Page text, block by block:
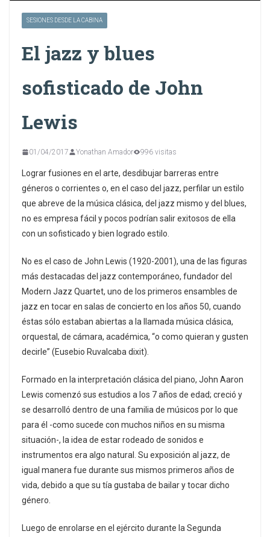
SESIONES DESDE LA CABINA
El jazz y blues
sofisticado de John
Lewis
01/04/2017 Yonathan Amador 996 visitas
Lograr fusiones en el arte, desdibujar barreras entre
géneros o corrientes o, en el caso del jazz, perfilar un estilo
que abreve de la música clásica, del jazz mismo y del blues,
no es empresa fácil y pocos podrían salir exitosos de ella
con un sofisticado y bien logrado estilo.
No es el caso de John Lewis (1920-2001), una de las figuras
más destacadas del jazz contemporáneo, fundador del
Modern Jazz Quartet, uno de los primeros ensambles de
jazz en tocar en salas de concierto en los años 50, cuando
éstas sólo estaban abiertas a la llamada música clásica,
orquestal, de cámara, académica, “o como quieran y gusten
decirle” (Eusebio Ruvalcaba dixit).
Formado en la interpretación clásica del piano, John Aaron
Lewis comenzó sus estudios a los 7 años de edad; creció y
se desarrolló dentro de una familia de músicos por lo que
para él -como sucede con muchos niños en su misma
situación-, la idea de estar rodeado de sonidos e
instrumentos era algo natural. Su exposición al jazz, de
igual manera fue durante sus mismos primeros años de
vida, debido a que su tía gustaba de bailar y tocar dicho
género.
Luego de enrolarse en el ejército durante la Segunda